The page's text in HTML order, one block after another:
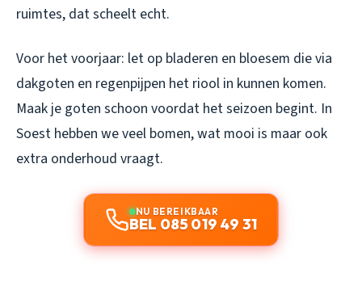
ruimtes, dat scheelt echt.
Voor het voorjaar: let op bladeren en bloesem die via
dakgoten en regenpijpen het riool in kunnen komen.
Maak je goten schoon voordat het seizoen begint. In
Soest hebben we veel bomen, wat mooi is maar ook
extra onderhoud vraagt.
NU BEREIKBAAR
BEL 085 019 49 31